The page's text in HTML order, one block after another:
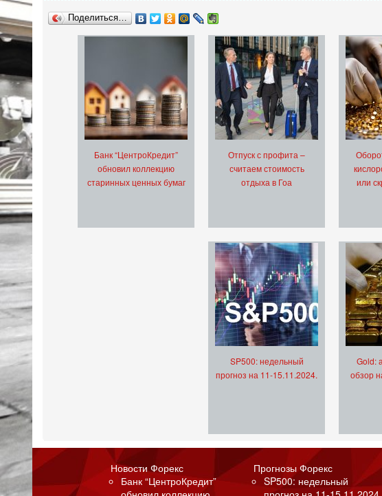
Поделиться…
Банк “ЦентроКредит”
обновил коллекцию
старинных ценных бумаг
Отпуск с профита –
считаем стоимость
отдыха в Гоа
или
SP500: недельный
прогноз на 11-15.11.2024.
Gold:
обзор
Новости Форекс
Банк “ЦентроКредит”
Прогнозы Форекс
SP500: недельный